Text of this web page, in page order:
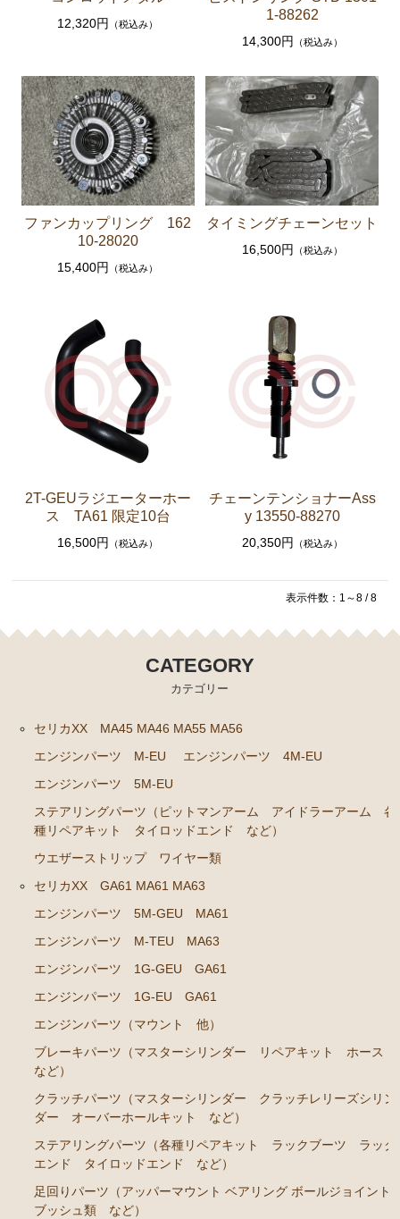
足回りパーツ（アッパーマウント ベアリング ボールジ
ョイント ブッシュ類 など）
ーゲージ ホースなど）
駆動パーツ（センターサポートベアリング ドライブ
シャフトブーツ デフなど）
ラベル
エアコン ヒーター関係
スープラ GA70 GA70H MA70 JZA70
エンジンパーツ 7M-GTEU MA70
エンジンパーツ 1G-GTEU GA70 GA70H
エンジンパーツ 1G-GEU GA70
エンジンパーツ 1G-EU GA70
エンジンパーツ 1G-FE GA70
ブレーキパーツ（マスターシリンダー リペアキッ
ト ホース など）
クラッチパーツ（マスターシリンダー クラッチレリ
ーズシリンダー オーバーホールキット など）
燃料パーツ（ポンプ フィルター ダンパー センダ
エンジンパーツ 2JZ-GTE JZA80
エンジンパーツ 2JZ-GE JZA80
ソアラ GZ10 MZ10 MZ11 MZ12
エンジンパーツ 5M-GEU MZ11
エンジンパーツ 6M-GEU MZ12
エンジンパーツ M-TEU MZ10
エンジンパーツ 1G-GEU GZ10
エンジンパーツ 1G-EU GZ10
エンジンパーツ 共通（マウント イグニッションコ
ト ホース など）
ーズシリンダー オーバーホールキット など）
ステアリングパーツ（各種リペアキット ラックブー
ツ ラックエンド タイロッドエンド など）
足回りパーツ（アッパーマウント ベアリング ボー
ルジョイント ブッシュ類 など）
ーゲージ ホースなど）
シャフトブーツ デフなど）
12,320円 （税込み）
1-88262
14,300円 （税込み）
ファンカップリング 162
10-28020
15,400円 （税込み）
タイミングチェーンセット
16,500円 （税込み）
2T-GEUラジエーターホー
ス TA61 限定10台
16,500円 （税込み）
チェーンテンショナーAss
y 13550-88270
20,350円 （税込み）
表示件数：1～8 / 8
CATEGORY
カテゴリー
セリカXX MA45 MA46 MA55 MA56
エンジンパーツ M-EU
エンジンパーツ 4M-EU
エンジンパーツ 5M-EU
ステアリングパーツ（ピットマンアーム アイドラーアーム 各
種リペアキット タイロッドエンド など）
ウエザーストリップ ワイヤー類
セリカXX GA61 MA61 MA63
エンジンパーツ 5M-GEU MA61
エンジンパーツ M-TEU MA63
エンジンパーツ 1G-GEU GA61
エンジンパーツ 1G-EU GA61
エンジンパーツ（マウント 他）
ブレーキパーツ（マスターシリンダー リペアキット ホース
など）
クラッチパーツ（マスターシリンダー クラッチレリーズシリン
ダー オーバーホールキット など）
ステアリングパーツ（各種リペアキット ラックブーツ ラック
エンド タイロッドエンド など）
足回りパーツ（アッパーマウント ベアリング ボールジョイント
ブッシュ類 など）